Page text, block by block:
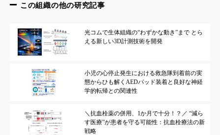
この組織の他の研究記事
光コムで生体組織の“わずかな動き”まで とら
える新しい3D計測技術を開発
小児の心停止発生における救急隊到着前の実
態からひも解くAEDパッド装着と良好な神経
学的転帰との関連性
＼抗血栓薬の併用、1か月で十分！？／ “減ら
す医療”が患者を守る可能性：抗血栓療法の新
戦略